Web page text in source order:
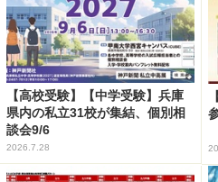
【高校受験】【中学受験】兵庫
県内の私立31校が集結、個別相
談会9/6
2026.7.28